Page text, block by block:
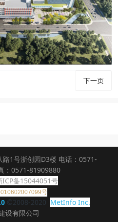
下一页
1号浙创园D3楼 电话：0571-
：0571-81909880
ICP备15044051号
号
©2008-2020 MetInfo Inc.
设有限公司